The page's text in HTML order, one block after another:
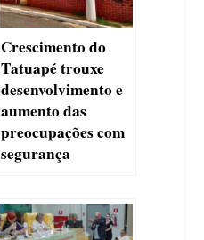
Crescimento do
Tatuapé trouxe
desenvolvimento e
aumento das
preocupações com
segurança